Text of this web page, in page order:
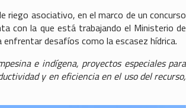
riego asociativo, en el marco de un concurso
con la que está trabajando el Ministerio de
desafíos como la escasez hídrica.
e indígena, proyectos especiales para
y en eficiencia en el uso del recurso,